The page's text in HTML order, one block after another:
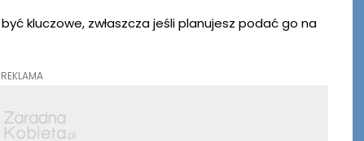
kluczowe, zwłaszcza jeśli planujesz podać go na
REKLAMA